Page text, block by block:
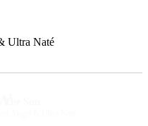
Ultra Naté